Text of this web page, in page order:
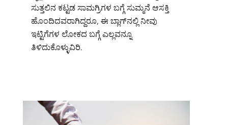
ಸುತ್ತಲಿನ ಕಟ್ಟಡ ಸಾಮಗ್ರಿಗಳ ಬಗ್ಗೆ ಸುಮ್ಮನೆ ಆಸಕ್ತಿ
ಹೊಂದಿದವರಾಗಿದ್ದರೂ, ಈ ಬ್ಲಾಗ್‌ನಲ್ಲಿ ನೀವು
ಇಟ್ಟಿಗೆಗಳ ಲೋಕದ ಬಗ್ಗೆ ಎಲ್ಲವನ್ನೂ
ತಿಳಿದುಕೊಳ್ಳುವಿರಿ.